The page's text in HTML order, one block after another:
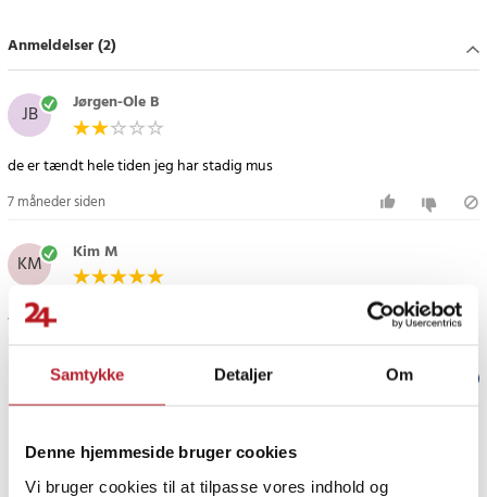
Samtykke Detaljer Om
Denne hjemmeside bruger cookies
Vi bruger cookies til at tilpasse vores indhold og
firbenede venner.
Specifikation
- Anvendelsesområder: Bolig, lager, garage, sommerhus, kontor
- Sikkerhed: Ikke-giftig, sikker for mennesker og kæledyr
- Strømforsyning: 230V, 50Hz
Article number
Anmeldelser (2)
JB Jørgen-Ole B
de er tændt hele tiden jeg har stadig mus
7 måneder siden
KM Kim M
1 måned siden
Verified by Trustvoice